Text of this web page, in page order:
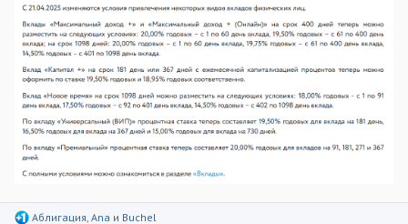
Р
Аблигация, Ana и Buchel